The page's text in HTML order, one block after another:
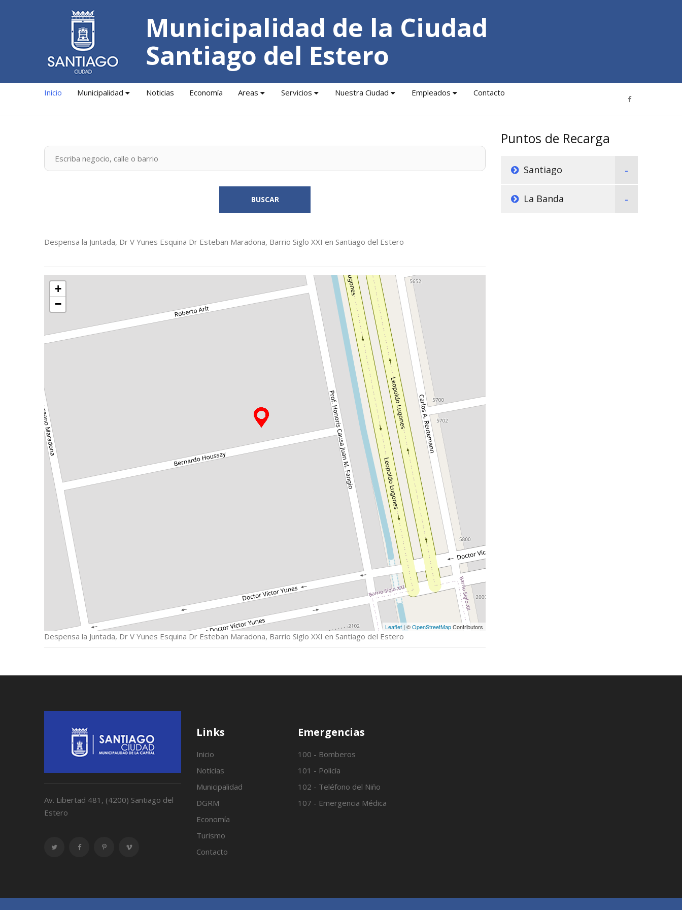
Municipalidad de la Ciudad
Santiago del Estero
Inicio Municipalidad Noticias Economía Areas Servicios Nuestra Ciudad Empleados Contacto
BUSCAR
Despensa la Juntada, Dr V Yunes Esquina Dr Esteban Maradona, Barrio Siglo XXI en Santiago del Estero
+
−
Leaflet | ©OpenStreetMapContributors
Despensa la Juntada, Dr V Yunes Esquina Dr Esteban Maradona, Barrio Siglo XXI en Santiago del Estero
Puntos de Recarga
Santiago
La Banda
Av. Libertad 481, (4200) Santiago del
Estero
Links
Inicio
Noticias
Municipalidad
DGRM
Economía
Turismo
Contacto
Emergencias
100 - Bomberos
101 - Policía
102 - Teléfono del Niño
107 - Emergencia Médica